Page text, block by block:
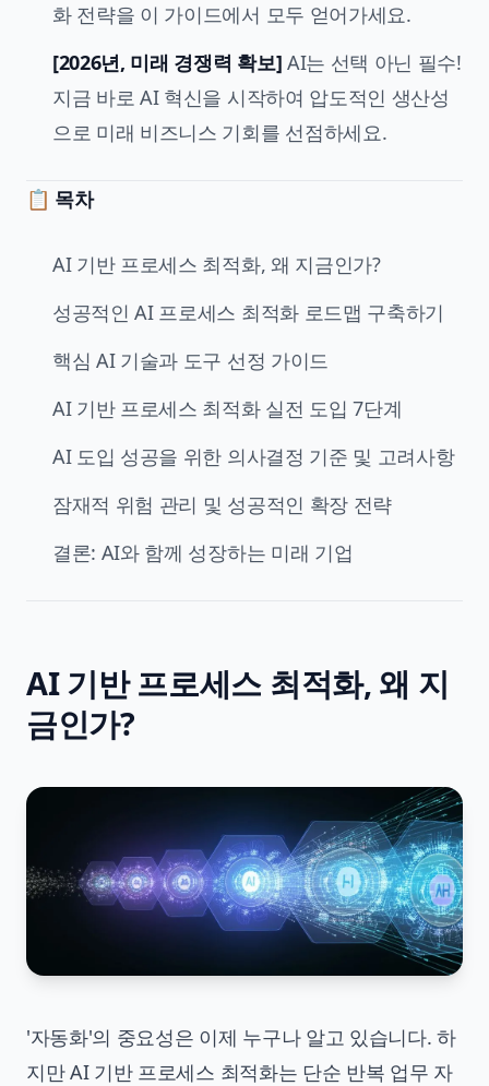
화 전략을 이 가이드에서 모두 얻어가세요.
[2026년, 미래 경쟁력 확보] AI는 선택 아닌 필수!
지금 바로 AI 혁신을 시작하여 압도적인 생산성
으로 미래 비즈니스 기회를 선점하세요.
📋 목차
AI 기반 프로세스 최적화, 왜 지금인가?
성공적인 AI 프로세스 최적화 로드맵 구축하기
핵심 AI 기술과 도구 선정 가이드
AI 기반 프로세스 최적화 실전 도입 7단계
AI 도입 성공을 위한 의사결정 기준 및 고려사항
잠재적 위험 관리 및 성공적인 확장 전략
결론: AI와 함께 성장하는 미래 기업
AI 기반 프로세스 최적화, 왜 지
금인가?
'자동화'의 중요성은 이제 누구나 알고 있습니다. 하
지만 AI 기반 프로세스 최적화는 단순 반복 업무 자